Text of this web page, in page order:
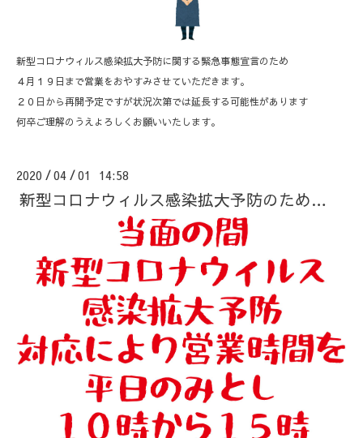
新型コロナウィルス感染拡大予防に関する緊急事態宣言のため
４月１９日まで営業をおやすみさせていただきます。
２０日から再開予定ですが状況次第では延長する可能性があります
何卒ご理解のうえよろしくお願いいたします。
2020 /04 /01 14:58
新型コロナウィルス感染拡大予防のため…